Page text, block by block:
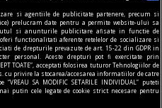
si agentiile de publicitate partenere, precum si
prelucram date pentru a permite website-ului sa
si anunturile publicitare afisate in functie de
functionalitati aferente retelelor de socializare si
de drepturile prevazute de art. 15-22 din GDPR in
personal. Aceste drepturi pot fi exercitate prin
TOATE”, acceptati folosirea tuturor Tehnologiilor de
cu privire la stocarea/accesarea informatiilor de catre
SA MODIFIC SETARILE INDIVIDUAL” puteti
putin cele legate de cookie strict necesare pentru